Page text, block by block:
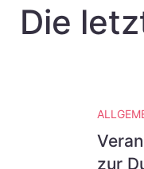
Die
zur